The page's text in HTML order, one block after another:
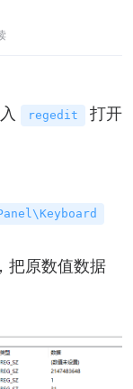
regedit
打开
把原数值数据